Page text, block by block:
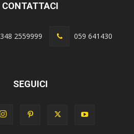
CONTATTACI
348 2559999 059 641430
SEGUICI